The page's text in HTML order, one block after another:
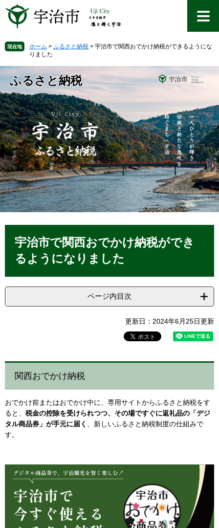
先
で
す
。
を
ば
し
て
本
文
へ
現在地 ホーム > ふるさと納税 > 宇治市で関西おでかけ納税ができるようにな
りました
ふるさと納税
宇治市で関西おでかけ納税ができ
るようになりました
ページ内目次
更新日：2024年6月25日更新
関西おでかけ納税
おでかけ前またはおでかけ中に、専用サイトからふるさと納税をす
ると、 税金の控除を受けられつつ、その場ですぐに返礼品の「デジ
タル商品券」が手元に届く
、新しいふるさと納税制度の仕組みで
す。